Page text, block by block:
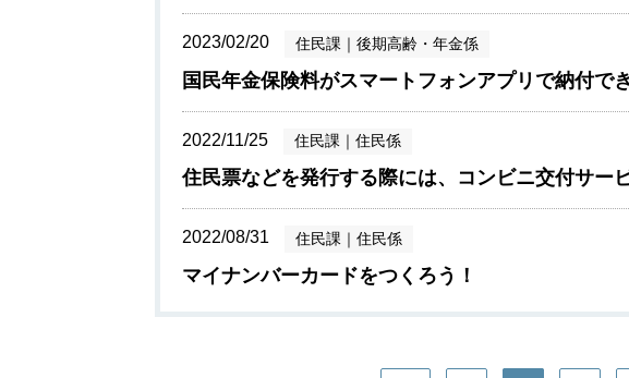
2023/02/20 住民課 ｜ 後期高齢・年金係
国民年金保険料がスマートフォンアプリで納付で
2022/11/25 住民課｜ 住民係
住民票などを発行する際には、コンビニ交付サー
2022/08/31 住民課 ｜ 住民係
マイナンバーカードをつくろう！